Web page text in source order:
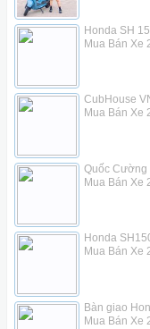
Honda SH
Mua Bán Xe
CubHouse
Mua Bán Xe
Quốc Cường
Mua Bán Xe
Honda
Mua Bán Xe
Bàn giao
Mua Bán Xe